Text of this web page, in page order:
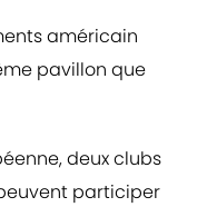
américain
pavillon que
deux clubs
participer